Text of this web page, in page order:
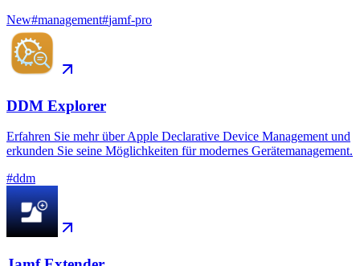
New#management#jamf-pro
DDM Explorer
Erfahren Sie mehr über Apple Declarative Device Management und
erkunden Sie seine Möglichkeiten für modernes Gerätemanagement.
#ddm